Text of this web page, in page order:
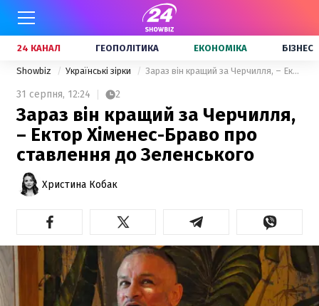
24 КАНАЛ ГЕОПОЛІТИКА ЕКОНОМІКА БІЗНЕС
Showbiz Українські зірки Зараз він кращий за Черчилля, – Ектор Хіменес-Браво про ставлення до Зеленського
31 серпня, 12:24 2
Зараз він кращий за Черчилля,
– Ектор Хіменес-Браво про
ставлення до Зеленського
Христина Кобак